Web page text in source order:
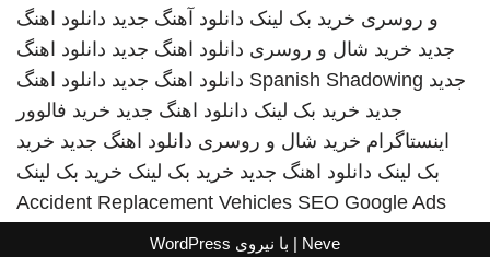
و روسری خرید بک لینک دانلود آهنگ جدید دانلود اهنگ
جدید خرید شال و روسری دانلود اهنگ جدید دانلود اهنگ
جدید Spanish Shadowing دانلود اهنگ جدید دانلود اهنگ
جدید خرید بک لینک دانلود اهنگ جدید خرید فالوور
اینستاگرام خرید شال و روسری دانلود اهنگ جدید خرید
بک لینک دانلود اهنگ جدید خرید بک لینک خرید بک لینک
Accident Replacement Vehicles SEO Google Ads
Neve | با نیروی WordPress